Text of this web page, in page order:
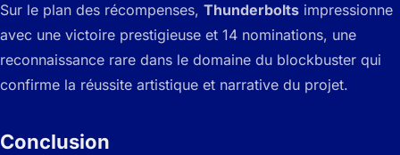
Sur le plan des récompenses, Thunderbolts impressionne
avec une victoire prestigieuse et 14 nominations, une
reconnaissance rare dans le domaine du blockbuster qui
confirme la réussite artistique et narrative du projet.
Conclusion